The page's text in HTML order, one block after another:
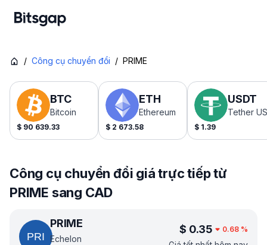
/ Công cụ chuyển đổi / PRIME
BTC
Bitcoin
$ 90 639.33
ETH
Ethereum
$ 2 673.58
USDT
Tether
$ 1.39
Công cụ chuyển đổi giá trực tiếp từ
PRIME sang CAD
PRIME
Echelon
$ 0.35 0.68 %